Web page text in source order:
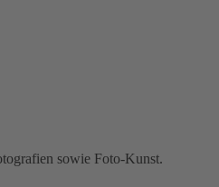
sowie Foto-Kunst.